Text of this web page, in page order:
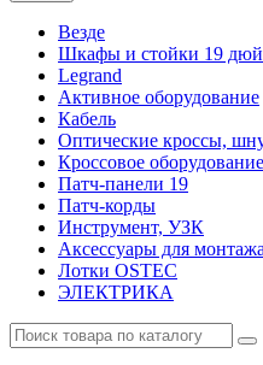
Везде
Шкафы и стойки 19
Legrand
Активное оборудование
Кабель
Оптические кроссы,
Кроссовое оборудование
Патч-панели 19
Патч-корды
Инструмент, УЗК
Аксессуары для монтажа
Лотки OSTEC
ЭЛЕКТРИКА